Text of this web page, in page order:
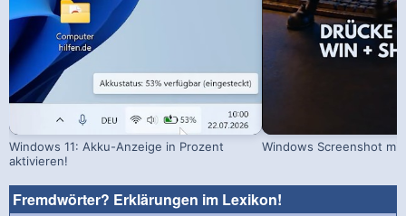
Windows 11: Akku-Anzeige in Prozent
aktivieren!
Windows Screenshot
Fremdwörter? Erklärungen im Lexikon!